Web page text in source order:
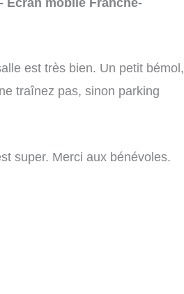
est très bien. Un petit bémol,
traînez pas, sinon parking
super. Merci aux bénévoles.